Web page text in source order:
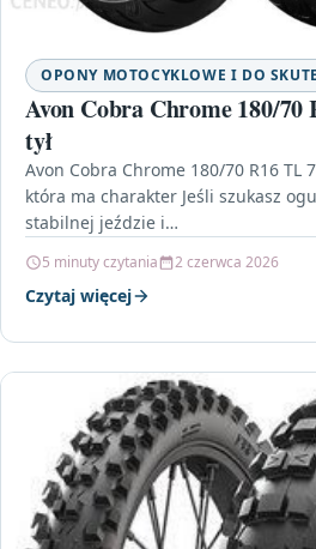
OPONY MOTOCYKLOWE I DO
Avon Cobra Chrome 180/
tył
Avon Cobra Chrome 180/70 R16 TL
która ma charakter Jeśli szukasz
stabilnej jeździe i…
5 minuty czytania 2 czerwca 2026
Czytaj więcej